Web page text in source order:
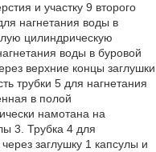
и участку 9 второго
нагнетания воды в
цилиндрическую
воды в буровой
верхние концы заглушки
трубки 5 для нагнетания
в полой
намотана на
3. Трубка 4 для
заглушку 1 капсулы и